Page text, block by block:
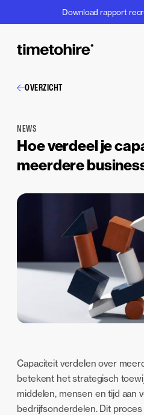
Download rapport
OVERZICHT
NEWS
Hoe verdeel je
meerdere
Capaciteit verdelen over
betekent het strategisch
middelen, mensen en tijd aan
bedrijfsonderdelen. Dit